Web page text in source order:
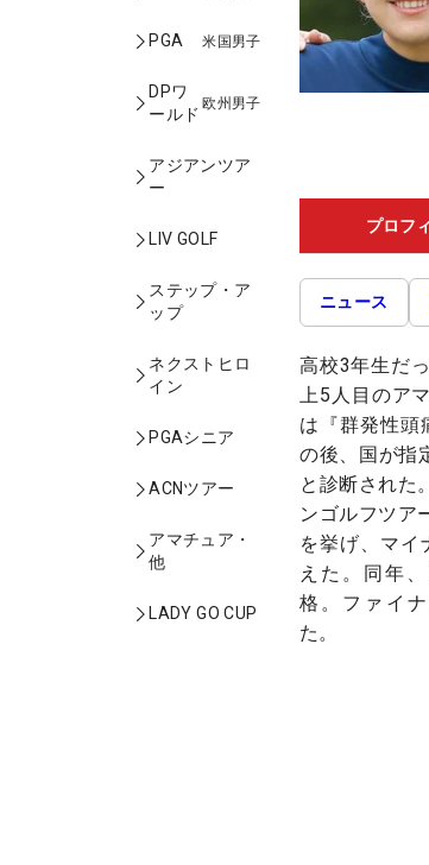
PGA 米国男子
DPワ
ールド
欧州男子
アジアンツア
ー
LIV GOLF
ステップ・ア
ップ
ネクストヒロ
イン
PGAシニア
ACNツアー
アマチュア・
他
LADY GO CUP
プロフ
ニュース
高校3年生だ
上5人目のア
は『群発性頭
の後、国が指
と診断された
ンゴルフツア
を挙げ、マイ
えた。同年
格。ファイ
た。